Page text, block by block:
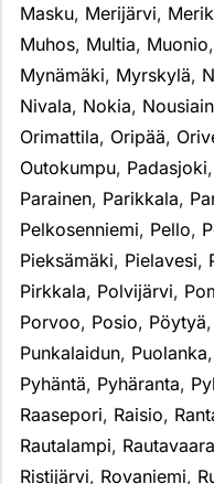
Masku, Merijärvi,
Muhos, Multia, Muonio,
Mynämäki, Myrskylä,
Nivala, Nokia,
Orimattila, Oripää,
Outokumpu, Padasjoki,
Parainen, Parikkala,
Pelkosenniemi, Pello,
Pieksämäki, Pielavesi,
Pirkkala, Polvijärvi,
Porvoo, Posio, Pöytyä,
Punkalaidun, Puolanka,
Pyhäntä, Pyhäranta,
Raasepori, Raisio,
Rautalampi, Rautavaara
Ristijärvi, Rovaniemi,